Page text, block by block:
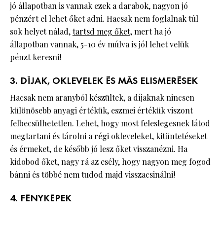
jó állapotban is vannak ezek a darabok, nagyon jó
pénzért el lehet őket adni. Hacsak nem foglalnak túl
sok helyet nálad,tartsd meg őket, mert ha jó
állapotban vannak, 5-10 év múlva is jól lehet velük
pénzt keresni!
3. DÍJAK, OKLEVELEK ÉS MÁS ELISMERÉSEK
Hacsak nem aranyból készültek, a díjaknak nincsen
különösebb anyagi értékük, eszmei értékük viszont
felbecsülhetetlen. Lehet, hogy most feleslegesnek látod
megtartani és tárolni a régi okleveleket, kitüntetéseket
és érmeket, de később jó lesz őket visszanézni. Ha
kidobod őket, nagy rá az esély, hogy nagyon meg fogod
bánni és többé nem tudod majd visszacsinálni!
4. FÉNYKÉPEK